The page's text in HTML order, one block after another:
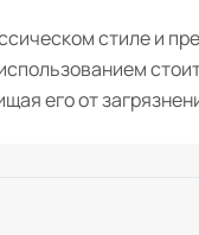
стиле и
его от